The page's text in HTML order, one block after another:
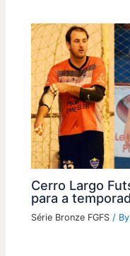
Cerro Largo
para a
Série Bronze FGFS /